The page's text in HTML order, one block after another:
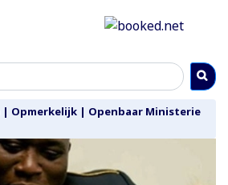
| Opmerkelijk | Openbaar Ministerie